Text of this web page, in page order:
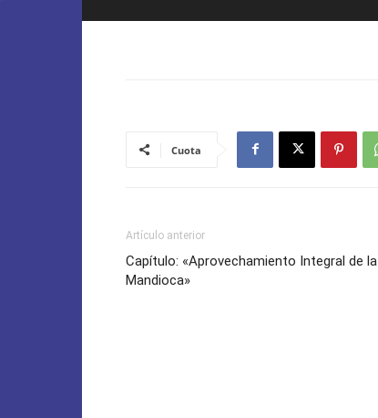
Cuota
Artículo anterior
Capítulo: «Aprovechamiento Integral de la
Mandioca»